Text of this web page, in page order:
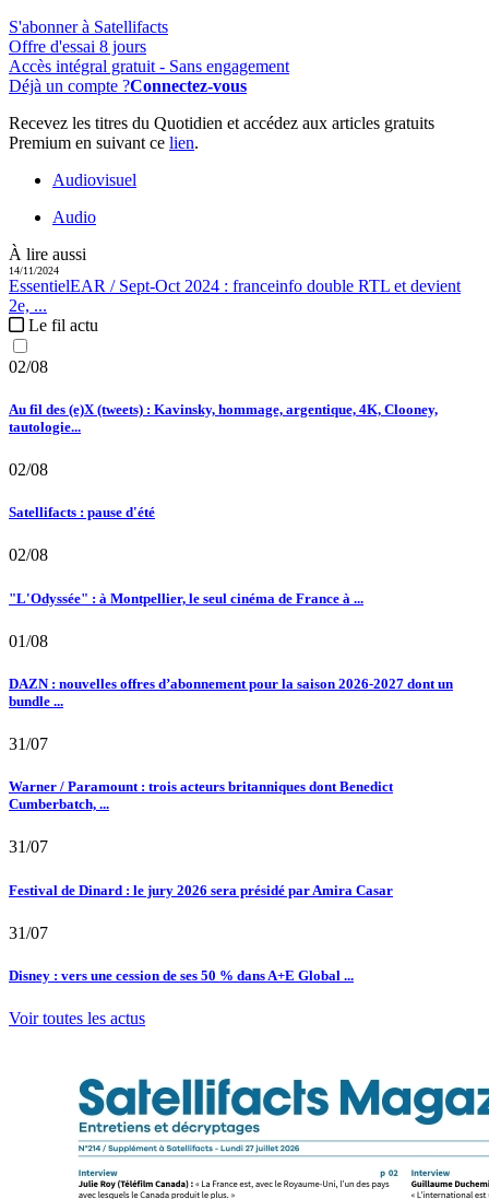
S'abonner à Satellifacts
Offre d'essai 8 jours
Accès intégral gratuit - Sans engagement
Déjà un compte ?Connectez-vous
Recevez les titres du Quotidien et accédez aux articles gratuits
Premium en suivant ce lien.
Audiovisuel
Audio
À lire aussi
14/11/2024
EssentielEAR / Sept-Oct 2024 : franceinfo double RTL et devient
2e, ...
Le fil actu
02/08
Au fil des (e)X (tweets) : Kavinsky, hommage, argentique, 4K, Clooney,
tautologie...
02/08
Satellifacts : pause d'été
02/08
"L'Odyssée" : à Montpellier, le seul cinéma de France à ...
01/08
DAZN : nouvelles offres d’abonnement pour la saison 2026-2027 dont un
bundle ...
31/07
Warner / Paramount : trois acteurs britanniques dont Benedict
Cumberbatch, ...
31/07
Festival de Dinard : le jury 2026 sera présidé par Amira Casar
31/07
Disney : vers une cession de ses 50 % dans A+E Global ...
Voir toutes les actus